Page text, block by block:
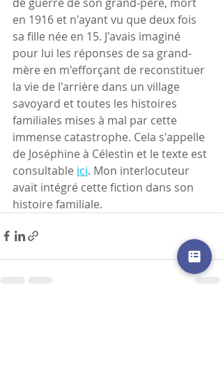
en 1916 et n'ayant vu que deux fois
sa fille née en 15. J'avais imaginé
pour lui les réponses de sa grand-
mère en m'efforçant de reconstituer
la vie de l'arrière dans un village
savoyard et toutes les histoires
familiales mises à mal par cette
immense catastrophe. Cela s'appelle
de Joséphine à Célestin et le texte est
consultable ici. Mon interlocuteur
avait intégré cette fiction dans son
histoire familiale.